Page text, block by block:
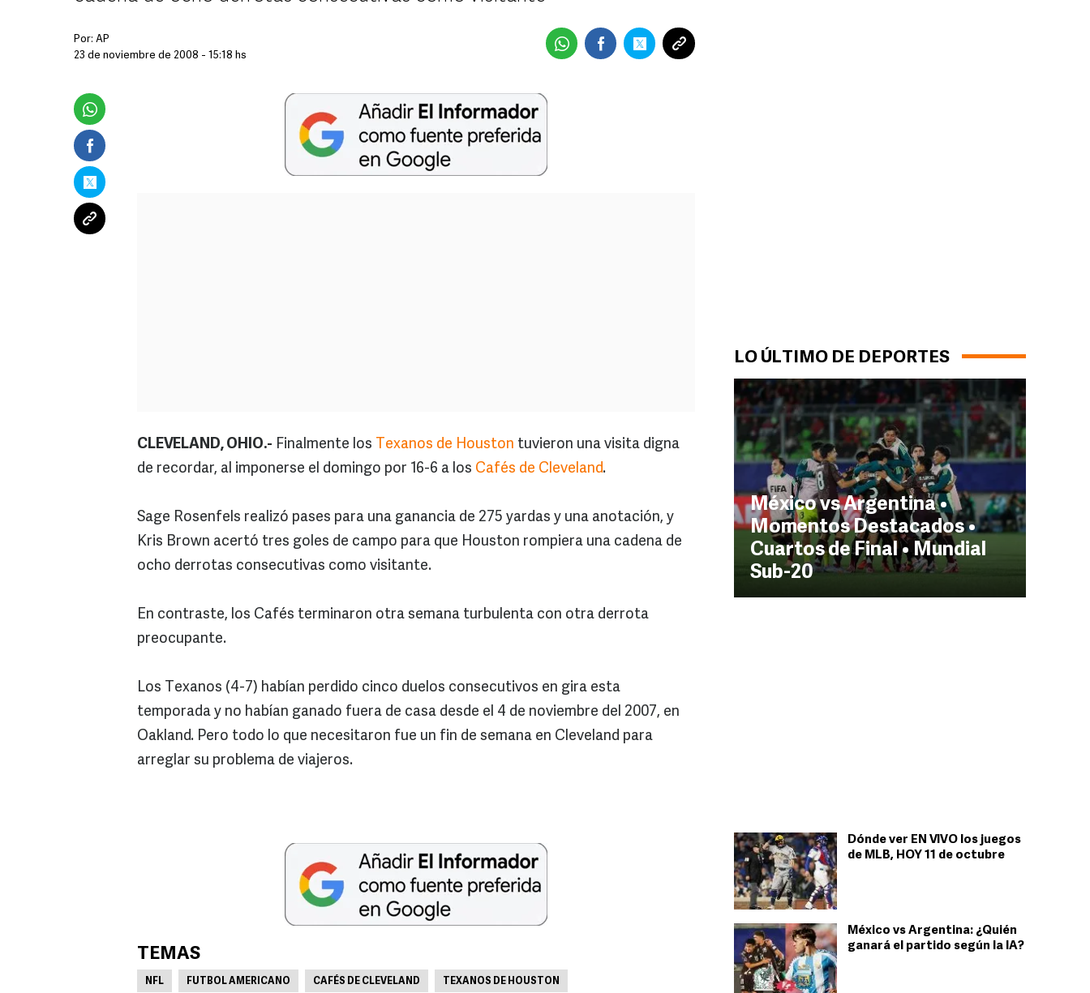
LO ÚLTIMO DE DEPORTES
México vs Argentina •
Momentos Destacados •
Cuartos de Final • Mundial
Sub-20
Dónde ver EN VIVO los juegos
de MLB, HOY 11 de octubre
México vs Argentina: ¿Quién
ganará el partido según la IA?
Por: AP
23 de noviembre de 2008 - 15:18 hs
CLEVELAND, OHIO.- Finalmente los Texanos de Houston tuvieron una visita digna
de recordar, al imponerse el domingo por 16-6 a los Cafés de Cleveland.
Sage Rosenfels realizó pases para una ganancia de 275 yardas y una anotación, y
Kris Brown acertó tres goles de campo para que Houston rompiera una cadena de
ocho derrotas consecutivas como visitante.
En contraste, los Cafés terminaron otra semana turbulenta con otra derrota
preocupante.
Los Texanos (4-7) habían perdido cinco duelos consecutivos en gira esta
temporada y no habían ganado fuera de casa desde el 4 de noviembre del 2007, en
Oakland. Pero todo lo que necesitaron fue un fin de semana en Cleveland para
arreglar su problema de viajeros.
TEMAS
NFL FUTBOL AMERICANO CAFÉS DE CLEVELAND TEXANOS DE HOUSTON